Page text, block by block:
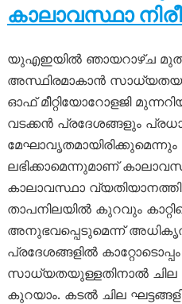
കാലാവസ്ഥാ
യുഎഇയിൽ ഞായറാഴ്ച
അസ്ഥിരമാകാൻ
ഓഫ് മീറ്റിയോറോളജി
വടക്കൻ പ്രദേശങ്ങളും
ലഭിക്കാമെന്നുമാണ്
കാലാവസ്ഥാ
താപനിലയിൽ കുറവും
അനുഭവപ്പെടുമെന്ന്
പ്രദേശങ്ങളിൽ
സാധ്യതയുള്ളതിനാൽ
കുറയാം. കടൽ ചില